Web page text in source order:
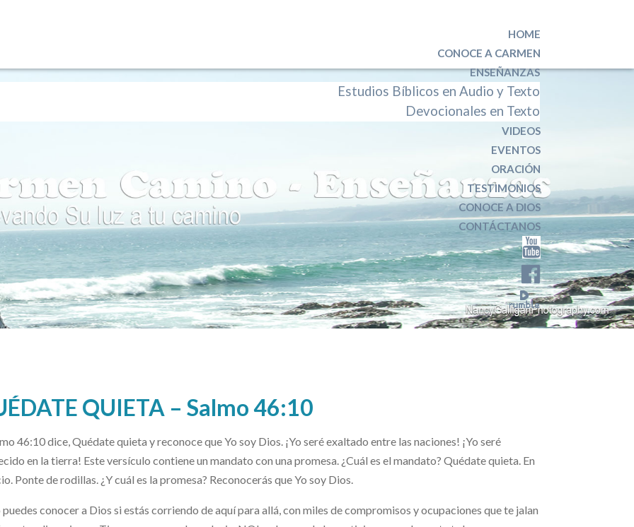
HOME
CONOCE A CARMEN
ENSEÑANZAS
Estudios Bíblicos en Audio y Texto
Devocionales en Texto
VIDEOS
EVENTOS
ORACIÓN
TESTIMONIOS
CONOCE A DIOS
CONTÁCTANOS
QUIETA – Salmo 46:10
46:10 dice, Quédate quieta y reconoce que Yo soy Dios. ¡Yo seré exaltado entre las naciones! ¡Yo seré
en la tierra! Este versículo contiene un mandato con una promesa. ¿Cuál es el mandato? Quédate quieta. En
Ponte de rodillas. ¿Y cuál es la promesa? Reconocerás que Yo soy Dios.
puedes conocer a Dios si estás corriendo de aquí para allá, con miles de compromisos y ocupaciones que te jalan